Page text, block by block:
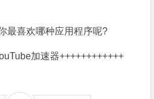
最喜欢哪种应用程序呢?
加速器++++++++++++